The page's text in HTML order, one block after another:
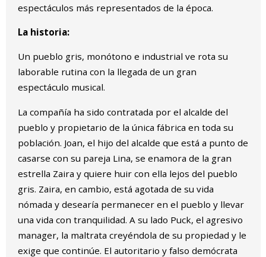
espectáculos más representados de la época.
La historia:
Un pueblo gris, monótono e industrial ve rota su
laborable rutina con la llegada de un gran
espectáculo musical.
La compañía ha sido contratada por el alcalde del
pueblo y propietario de la única fábrica en toda su
población. Joan, el hijo del alcalde que está a punto de
casarse con su pareja Lina, se enamora de la gran
estrella Zaira y quiere huir con ella lejos del pueblo
gris. Zaira, en cambio, está agotada de su vida
nómada y desearía permanecer en el pueblo y llevar
una vida con tranquilidad. A su lado Puck, el agresivo
manager, la maltrata creyéndola de su propiedad y le
exige que continúe. El autoritario y falso demócrata